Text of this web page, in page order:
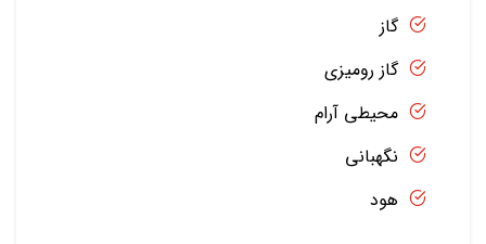
گاز
گاز رومیزی
محیطی آرام
نگهبانی
هود